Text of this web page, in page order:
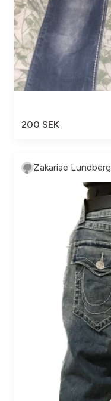
200 SEK
Zakariae Lundberg